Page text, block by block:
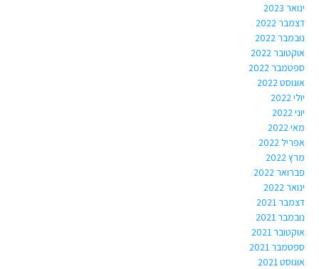
ינואר 2023
דצמבר 2022
נובמבר 2022
אוקטובר 2022
ספטמבר 2022
אוגוסט 2022
יולי 2022
יוני 2022
מאי 2022
אפריל 2022
מרץ 2022
פברואר 2022
ינואר 2022
דצמבר 2021
נובמבר 2021
אוקטובר 2021
ספטמבר 2021
אוגוסט 2021